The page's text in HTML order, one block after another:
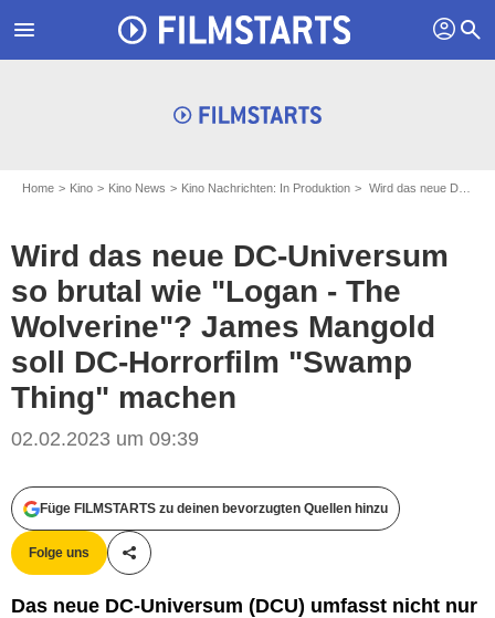
menu profil search
Home Kino Kino News Kino Nachrichten: In Produktion Wird das neue DC-Universum so brutal wie "Logan - The Wolverine"? James Mangold soll DC-Horrorfilm "Swamp Thing" machen
Wird das neue DC-Universum
so brutal wie "Logan - The
Wolverine"? James Mangold
soll DC-Horrorfilm "Swamp
Thing" machen
02.02.2023 um 09:39
Füge FILMSTARTS zu deinen bevorzugten Quellen hinzu
Folge uns
Teile diesen Artikel
Das neue DC-Universum (DCU) umfasst nicht nur
Disney und seine verbundenen Unternehmen. / Warner